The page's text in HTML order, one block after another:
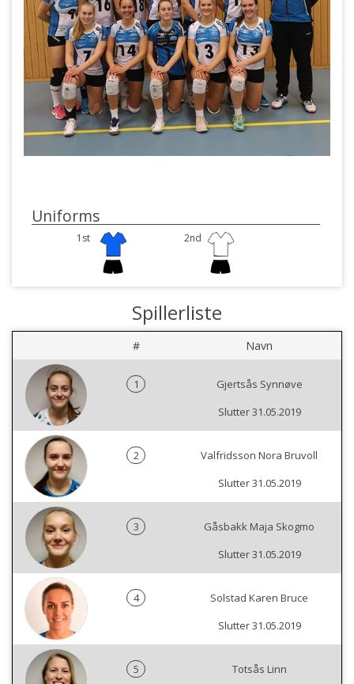
Uniforms
1st 2nd
Spillerliste
# Navn
1
Gjertsås Synnøve
Slutter 31.05.2019
2
Valfridsson Nora Bruvoll
Slutter 31.05.2019
3
Gåsbakk Maja Skogmo
Slutter 31.05.2019
4
Solstad Karen Bruce
Slutter 31.05.2019
5
Totsås Linn